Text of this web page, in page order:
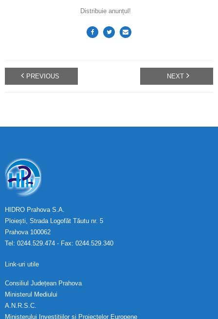
Distribuie anunțul!
PREVIOUS NEXT
HIDRO Prahova S.A.
Ploiești, Strada Logofăt Tăutu nr. 5
Prahova 100062
Tel: 0244.529.474 - Fax: 0244.529.340
Link-uri utile
Consiliul Județean Prahova
Ministerul Mediului
A.N.R.S.C.
Ministerului Investițiilor și Proiectelor Europene